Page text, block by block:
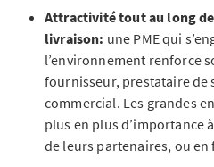
Attractivité tout au long
livraison: une PME qui
l’environnement renforce
fournisseur, prestataire de
commercial. Les grandes
plus en plus d’importance
de leurs partenaires, ou